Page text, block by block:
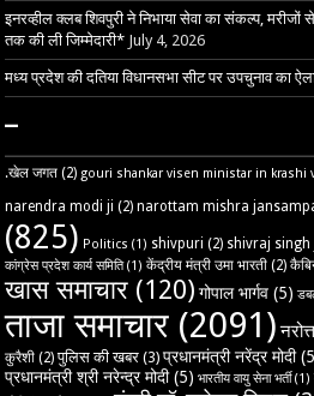
इनरव्हील क्लब शिवपुरी ने निभाया सेवा का संकल्प, मरीजों
तक की ली जिम्मेदारी* July 4, 2026
मध्य प्रदेश की दतिया विधानसभा सीट पर उपचुनाव का
–
.खेल जगत (2) gouri shankar visen ministar in krashi
narendra modi ji (2) narottam mishra
(825) Politics (1) shivpuri (2) shivraj singh
कांग्रेस प्रदेश कार्य समिति(1) केंद्रीय मंत्री उमा भारती (2)
खास समाचार (120) गोपाल भार्गव (5)
ताजा समाचार (2091)
कुरैशी (2) पुलिस की खबर (3) प्रधानमंत्री नरेंद्र मोदी
प्रधानमंत्री श्री नरेन्द्र मोदी(5) भारतीय वायु सेना भर्ती(1)